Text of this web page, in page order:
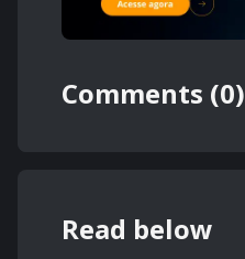
Comments (0)
Read below